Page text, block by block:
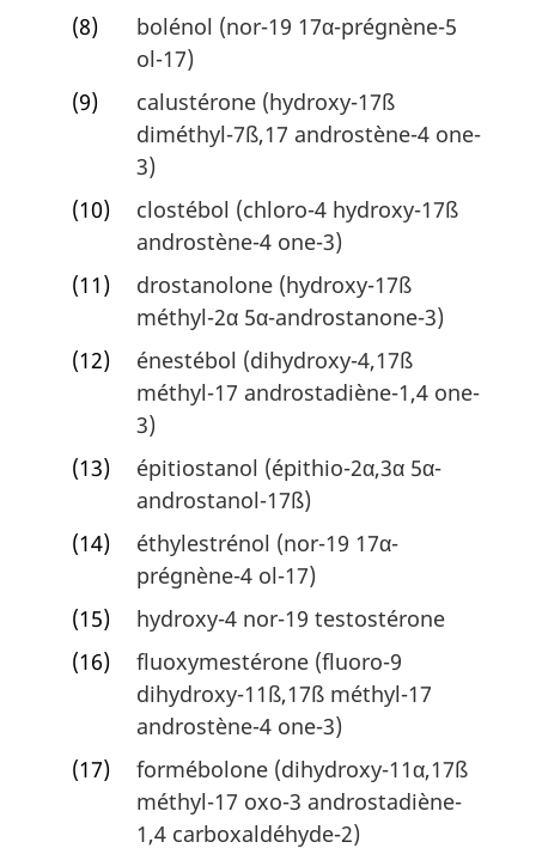
(8)
bolénol (nor-19 17α-prégnène-5
ol-17)
(9)
calustérone (hydroxy-17ß
diméthyl-7ß,17 androstène-4 one-
3)
(10)
clostébol (chloro-4 hydroxy-17ß
androstène-4 one-3)
(11)
drostanolone (hydroxy-17ß
méthyl-2α 5α-androstanone-3)
(12)
énestébol (dihydroxy-4,17ß
méthyl-17 androstadiène-1,4 one-
3)
(13)
épitiostanol (épithio-2α,3α 5α-
androstanol-17ß)
(14)
éthylestrénol (nor-19 17α-
prégnène-4 ol-17)
(15)
hydroxy-4 nor-19 testostérone
(16)
fluoxymestérone (fluoro-9
dihydroxy-11ß,17ß méthyl-17
androstène-4 one-3)
(17)
formébolone (dihydroxy-11α,17ß
méthyl-17 oxo-3 androstadiène-
1,4 carboxaldéhyde-2)